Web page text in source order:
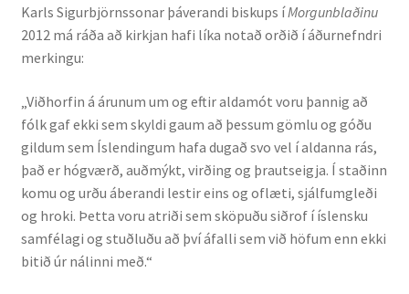
Utan Háskólans
Þjónusta
Rannsóknir
Máltækni
Karls Sigurbjörnssonar þáverandi biskups íMorgunblaðinu
2012 má ráða að kirkjan hafi líka notað orðið í áðurnefndri
merkingu:
„Viðhorfin á árunum um og eftir aldamót voru þannig að
fólk gaf ekki sem skyldi gaum að þessum gömlu og góðu
gildum sem Íslendingum hafa dugað svo vel í aldanna rás,
það er hógværð, auðmýkt, virðing og þrautseigja. Í staðinn
komu og urðu áberandi lestir eins og oflæti, sjálfumgleði
og hroki. Þetta voru atriði sem sköpuðu siðrof í íslensku
samfélagi og stuðluðu að því áfalli sem við höfum enn ekki
bitið úr nálinni með.“